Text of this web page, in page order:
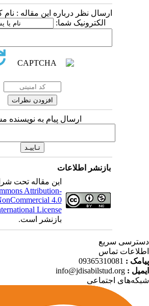
ارسال نظر درباره این مقاله : نام
الکترونیک شما:
ارسال پیام به نویسنده
بازنشر اطلاعات
این مقاله تحت
Attribution-
NonCommercial 4.0
License
بازنشر است.
سریع
تماس
:
09365310081
:
info@jdisabilstud.org
اجتماعی